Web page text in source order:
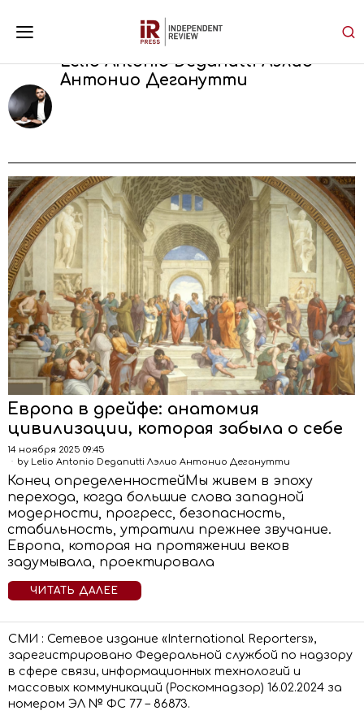
Lelio Antonio Deganutti Лэлио
Антонио Деганутти
Европа в дрейфе: анатомия
цивилизации, которая забыла о себе
14 ноября 2025 09:45
by Lelio Antonio Deganutti Лэлио Антонио Деганутти
Конец определенностейМы живем в эпоху
перехода, когда большие слова западной
модерности, прогресс, безопасность,
стабильность, утратили прежнее звучание.
Европа, которая на протяжении веков
задумывала, проектировала
ЧИТАТЬ ДАЛЕЕ
СМИ : Сетевое издание «International Reporters»,
зарегистрировано Федеральной службой по надзору
в сфере связи, информационных технологий и
массовых коммуникаций (Роскомнадзор) 16.02.2024 за
номером ЭЛ № ФС 77 – 86873.